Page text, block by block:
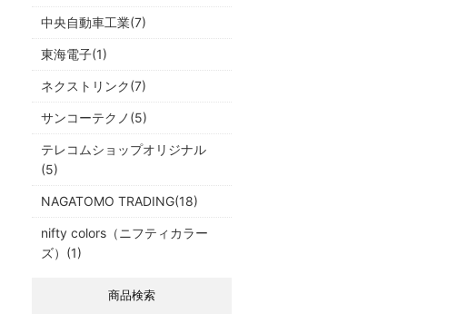
中央自動車工業(7)
東海電子(1)
ネクストリンク(7)
サンコーテクノ(5)
テレコムショップオリジナル
(5)
NAGATOMO TRADING(18)
nifty colors（ニフティカラー
ズ）(1)
商品検索